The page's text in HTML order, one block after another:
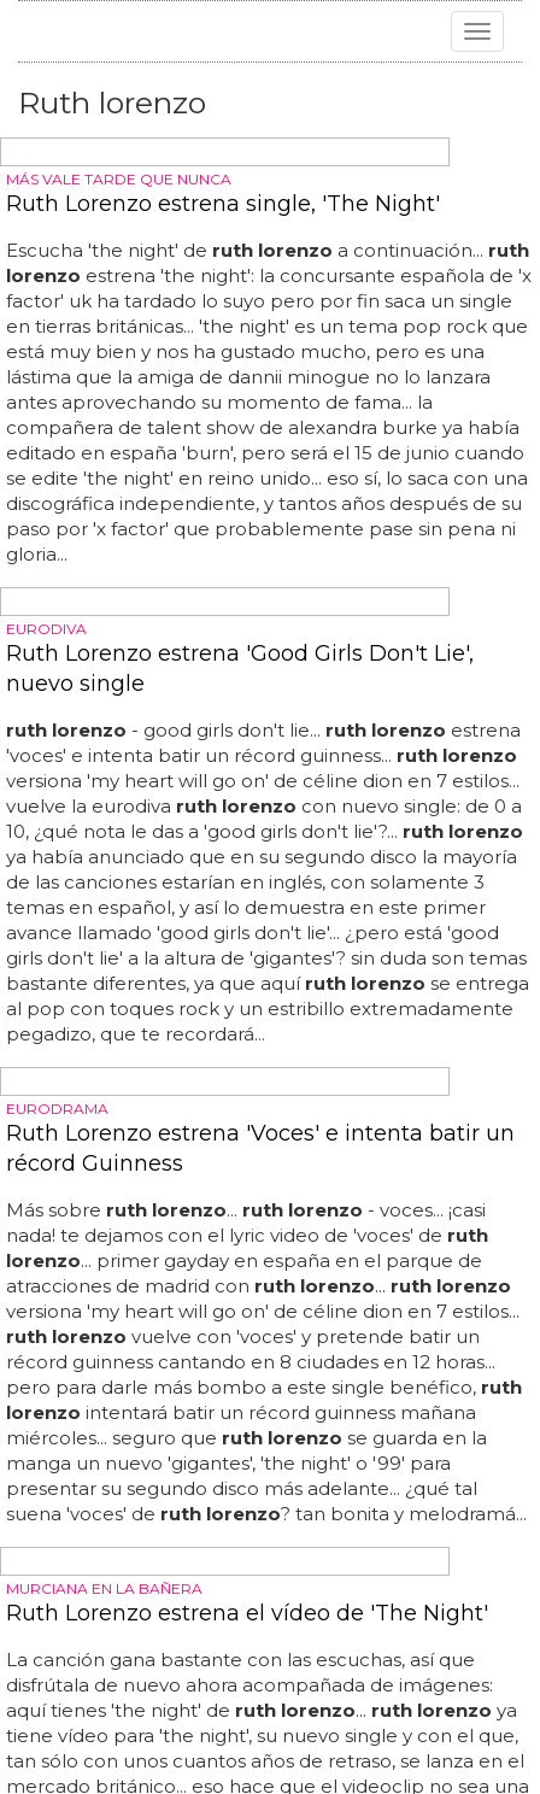
Toggle
Ruth lorenzo
MÁS VALE TARDE QUE NUNCA
Ruth Lorenzo estrena single, 'The Night'
factor' uk ha tardado lo suyo pero por fin saca un single
en tierras británicas... 'the night' es un tema pop rock que
está muy bien y nos ha gustado mucho, pero es una
lástima que la amiga de dannii minogue no lo lanzara
antes aprovechando su momento de fama... la
compañera de talent show de alexandra burke ya había
editado en españa 'burn', pero será el 15 de junio cuando
se edite 'the night' en reino unido... eso sí, lo saca con una
discográfica independiente, y tantos años después de su
paso por 'x factor' que probablemente pase sin pena ni
gloria...
EURODIVA
Ruth Lorenzo estrena 'Good Girls Don't Lie',
nuevo single
ruth lorenzo- good girls don't lie...ruth lorenzoestrena
'voces' e intenta batir un récord guinness...ruth lorenzo
versiona 'my heart will go on' de céline dion en 7 estilos...
vuelve la eurodiva ruth lorenzocon nuevo single: de 0 a
10, ¿qué nota le das a 'good girls don't lie'?...ruth lorenzo
ya había anunciado que en su segundo disco la mayoría
de las canciones estarían en inglés, con solamente 3
girls don't lie' a la altura de 'gigantes'? sin duda son temas
bastante diferentes, ya que aquíruth lorenzose entrega
pegadizo, que te recordará...